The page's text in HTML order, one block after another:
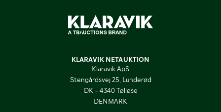
KLARAVIK NETAUKTION
Klaravik ApS
Stengårdsvej 25, Lunderød
DK - 4340 Tølløse
DENMARK